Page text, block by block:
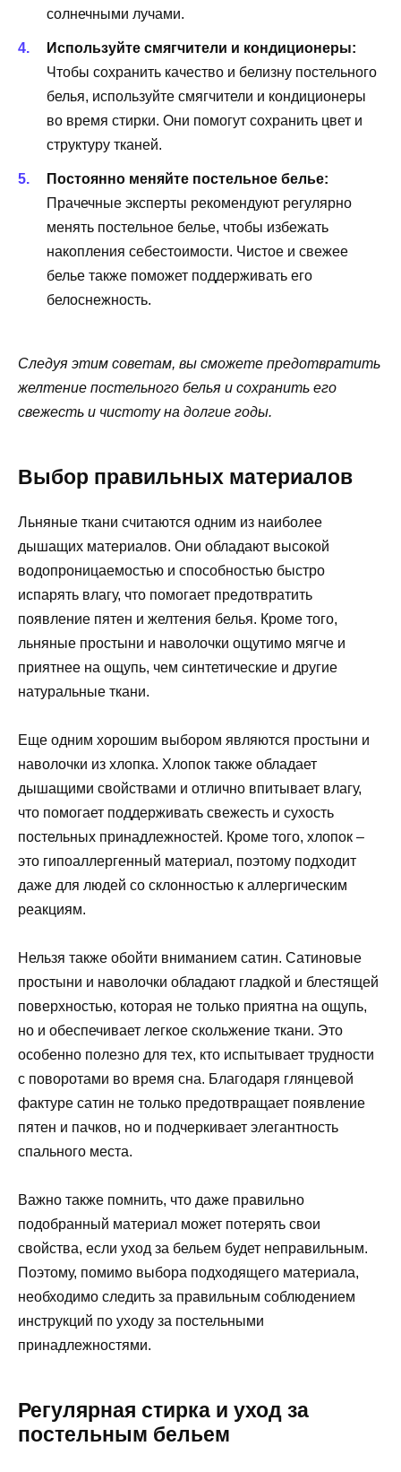
солнечными лучами.
Используйте смягчители и кондиционеры:
Чтобы сохранить качество и белизну постельного
белья, используйте смягчители и кондиционеры
во время стирки. Они помогут сохранить цвет и
структуру тканей.
Постоянно меняйте постельное белье:
Прачечные эксперты рекомендуют регулярно
менять постельное белье, чтобы избежать
накопления себестоимости. Чистое и свежее
белье также поможет поддерживать его
белоснежность.
Следуя этим советам, вы сможете предотвратить
желтение постельного белья и сохранить его
свежесть и чистоту на долгие годы.
Выбор правильных материалов
Льняные ткани считаются одним из наиболее
дышащих материалов. Они обладают высокой
водопроницаемостью и способностью быстро
испарять влагу, что помогает предотвратить
появление пятен и желтения белья. Кроме того,
льняные простыни и наволочки ощутимо мягче и
приятнее на ощупь, чем синтетические и другие
натуральные ткани.
Еще одним хорошим выбором являются простыни и
наволочки из хлопка. Хлопок также обладает
дышащими свойствами и отлично впитывает влагу,
что помогает поддерживать свежесть и сухость
постельных принадлежностей. Кроме того, хлопок –
это гипоаллергенный материал, поэтому подходит
даже для людей со склонностью к аллергическим
реакциям.
Нельзя также обойти вниманием сатин. Сатиновые
простыни и наволочки обладают гладкой и блестящей
поверхностью, которая не только приятна на ощупь,
но и обеспечивает легкое скольжение ткани. Это
особенно полезно для тех, кто испытывает трудности
с поворотами во время сна. Благодаря глянцевой
фактуре сатин не только предотвращает появление
пятен и пачков, но и подчеркивает элегантность
спального места.
Важно также помнить, что даже правильно
подобранный материал может потерять свои
свойства, если уход за бельем будет неправильным.
Поэтому, помимо выбора подходящего материала,
необходимо следить за правильным соблюдением
инструкций по уходу за постельными
принадлежностями.
Регулярная стирка и уход за
постельным бельем